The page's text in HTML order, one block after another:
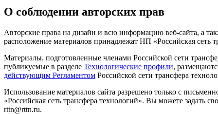
О соблюдении авторских прав
Авторские права на дизайн и всю информацию веб-сайта, а
расположение материалов принадлежат НП «Российская сеть
Материалы, подготовленные членами Российской сети
публикуемые в разделе Технологические профили,
действующим Регламентом Российской сети трансфера
Использование материалов сайта разрешено только с
«Российская сеть трансфера технологий». Вы можете задать
rttn@rttn.ru.